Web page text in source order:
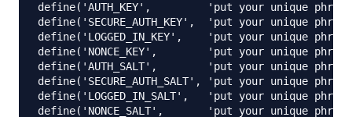
define('AUTH_KEY',         'put your unique
define('SECURE_AUTH_KEY',  'put your unique
define('LOGGED_IN_KEY',    'put your unique
define('NONCE_KEY',        'put your unique
define('AUTH_SALT',        'put your unique
define('SECURE_AUTH_SALT', 'put your unique
define('LOGGED_IN_SALT',   'put your unique
define('NONCE_SALT',       'put your unique